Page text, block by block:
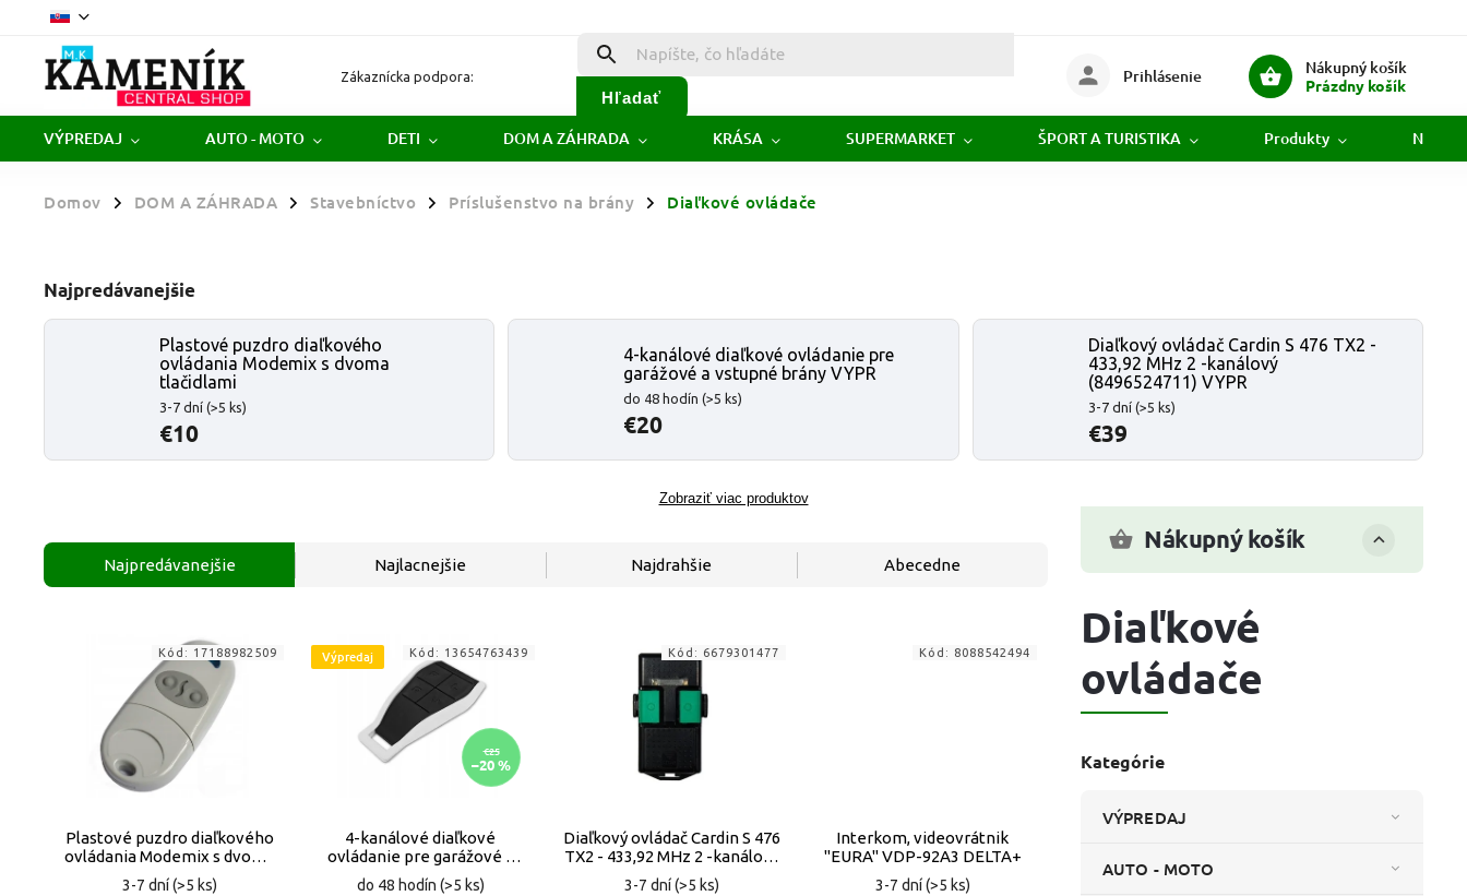
Zákaznícka podpora:
Hľadať
Nákupný košík
Prázdny košík
Prihlásenie
VÝPREDAJ AUTO - MOTO DETI DOM A ZÁHRADA KRÁSA SUPERMARKET ŠPORT A TURISTIKA Produkty
Domov / DOM A ZÁHRADA / Stavebníctvo / Príslušenstvo na brány / Diaľkové ovládače
Najpredávanejšie
Plastové puzdro diaľkového
ovládania Modemix s dvoma
tlačidlami
3-7 dní (>5 ks)
€10
4-kanálové diaľkové ovládanie pre
garážové a vstupné brány VYPR
do 48 hodín(>5 ks)
€20
Diaľkový ovládač Cardin S 476 TX2 -
433,92 MHz 2 -kanálový
(8496524711) VYPR
3-7 dní (>5 ks)
€39
Zobraziť viac produktov
Nákupný košík
Diaľkové
ovládače
Kategórie
VÝPREDAJ
AUTO - MOTO
Najpredávanejšie Najlacnejšie Najdrahšie Abecedne
Plastové puzdro diaľkového
ovládania Modemix s dvoma
tlačidlami
3-7 dní(>5 ks)
Kód: 17188982509 Výpredaj
€25
–20 %
4-kanálové diaľkové
ovládanie pre garážové a
vstupné brány VYPR
do 48 hodín (>5 ks)
Kód: 13654763439
Diaľkový ovládač Cardin S 476
TX2 - 433,92 MHz 2 -kanálový
(8496524711) VYPR
3-7 dní(>5 ks)
Kód: 6679301477
Interkom, videovrátnik
"EURA" VDP-92A3 DELTA+
3-7 dní(>5 ks)
Kód: 8088542494